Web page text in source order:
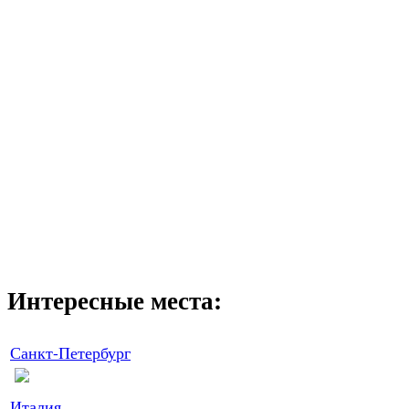
Интересные места:
Санкт-Петербург